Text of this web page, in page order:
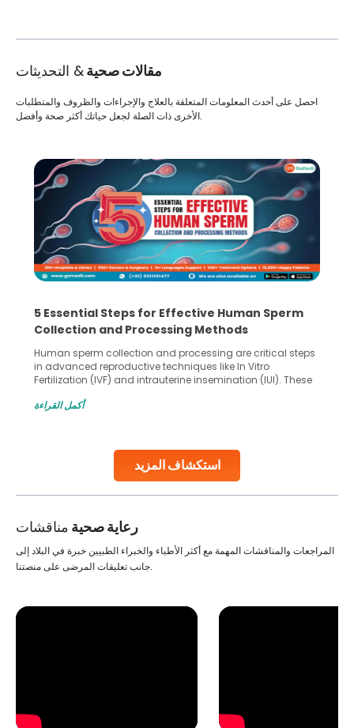
مقالات صحية& التحديثات
استكشاف المزيد
احصل على أحدث المعلومات المتعلقة بالعلاج والإجراءات والظروف والمتطلبات
الأخرى ذات الصلة لجعل حياتك أكثر صحة وأفضل.
5 Essential Steps for Effective Human Sperm
Collection and Processing Methods
Human sperm collection and processing are critical steps
in advanced reproductive techniques like In Vitro
Fertilization (IVF) and intrauterine insemination (IUI). These
challenges and help couples achieve their dream of
collected, they process the
أكمل القراءة
رعاية صحية مناقشات
المراجعات والمناقشات المهمة مع أكثر الأطباء والخبراء الطبيين خبرة في البلاد إلى
جانب تعليقات المرضى على منصتنا.